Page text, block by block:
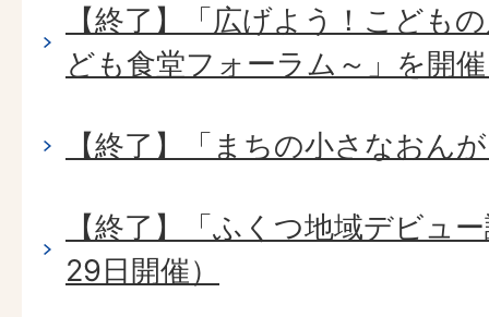
【終了】「広げよう！こども
ども食堂フォーラム～」を開
【終了】「まちの小さなおん
【終了】「ふくつ地域デビュ
29日開催）